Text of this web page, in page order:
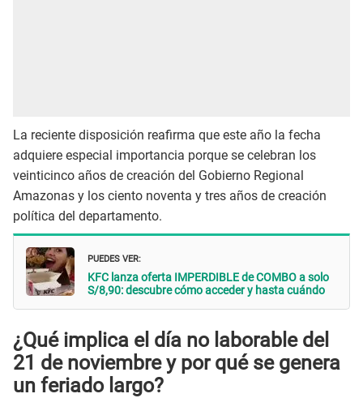
La reciente disposición reafirma que este año la fecha
adquiere especial importancia porque se celebran los
veinticinco años de creación del Gobierno Regional
Amazonas y los ciento noventa y tres años de creación
política del departamento.
PUEDES VER:
KFC lanza oferta IMPERDIBLE de COMBO a solo
S/8,90: descubre cómo acceder y hasta cuándo
¿Qué implica el día no laborable del
21 de noviembre y por qué se genera
un feriado largo?